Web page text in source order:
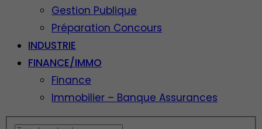
Gestion Publique
Préparation Concours
INDUSTRIE
FINANCE/IMMO
Finance
Immobilier – Banque Assurances